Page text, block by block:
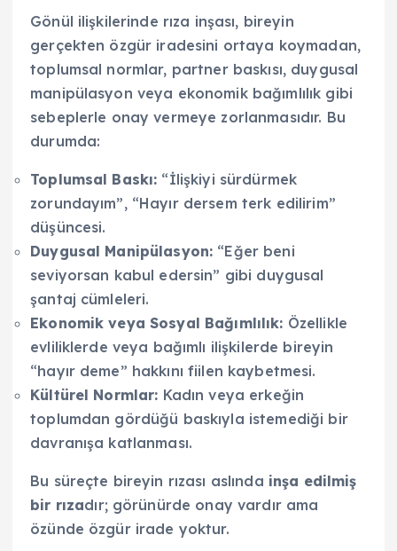
Gönül ilişkilerinde rıza inşası, bireyin
gerçekten özgür iradesini ortaya koymadan,
toplumsal normlar, partner baskısı, duygusal
manipülasyon veya ekonomik bağımlılık gibi
sebeplerle onay vermeye zorlanmasıdır. Bu
durumda:
Toplumsal Baskı: “İlişkiyi sürdürmek
zorundayım”, “Hayır dersem terk edilirim”
düşüncesi.
Duygusal Manipülasyon: “Eğer beni
seviyorsan kabul edersin” gibi duygusal
şantaj cümleleri.
Ekonomik veya Sosyal Bağımlılık: Özellikle
evliliklerde veya bağımlı ilişkilerde bireyin
“hayır deme” hakkını fiilen kaybetmesi.
Kültürel Normlar: Kadın veya erkeğin
toplumdan gördüğü baskıyla istemediği bir
davranışa katlanması.
Bu süreçte bireyin rızası aslında inşa edilmiş
bir rızadır; görünürde onay vardır ama
özünde özgür irade yoktur.